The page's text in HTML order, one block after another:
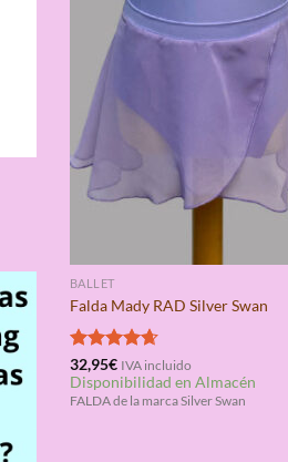
BALLET
Falda Mady RAD Silver Swan
Valorado
con4.67
de 5
32,95€ IVA incluido
Disponibilidad en Almacén
FALDA de la marca Silver Swan